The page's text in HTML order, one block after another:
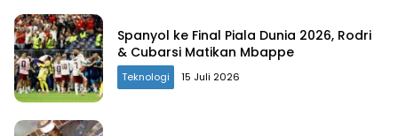
Spanyol ke Final Piala Dunia 2026, Rodri
& Cubarsi Matikan Mbappe
Teknologi 15 Juli 2026